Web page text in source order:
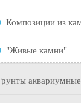
Композиции из
"Живые камни"
аквариумные